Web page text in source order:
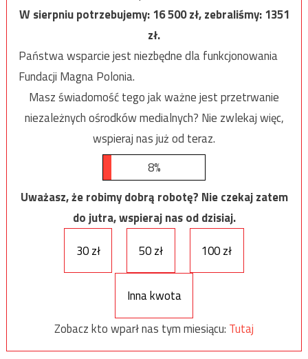
W sierpniu potrzebujemy:16 500zł, zebraliśmy:1351
zł.
Państwa wsparcie jest niezbędne dla funkcjonowania
Fundacji Magna Polonia.
Masz świadomość tego jak ważne jest przetrwanie
niezależnych ośrodków medialnych? Nie zwlekaj więc,
wspieraj nas już od teraz.
8%
Uważasz, że robimy dobrą robotę? Nie czekaj zatem
do jutra, wspieraj nas od dzisiaj.
30 zł
50 zł 100 zł
Inna kwota
Zobacz kto wparł nas tym miesiącu: Tutaj